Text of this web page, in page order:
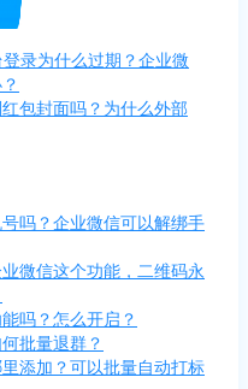
录为什么过期？企业微
包封面吗？为什么外部
吗？企业微信可以解绑手
微信这个功能，二维码永
吗？怎么开启？
批量退群？
添加？可以批量自动打标